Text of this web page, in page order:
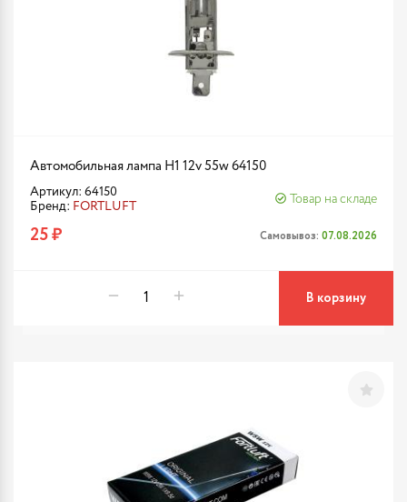
Автомобильная лампа H1 12v 55w 64150
Артикул: 64150
Бренд: FORTLUFT
Товар на складе
25 ₽ Самовывоз: 07.08.2026
В корзину